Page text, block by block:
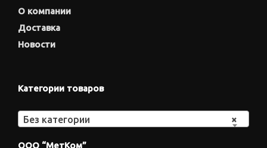
О компании
Доставка
Новости
Категории товаров
×
Без категории
ООО “МетКом”